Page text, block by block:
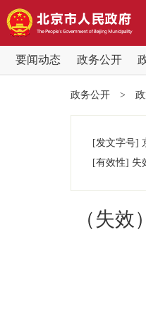
要闻动态 政务公开
党
政务公开
政务公开 >
[发文字号]
[有效性] 失
（失